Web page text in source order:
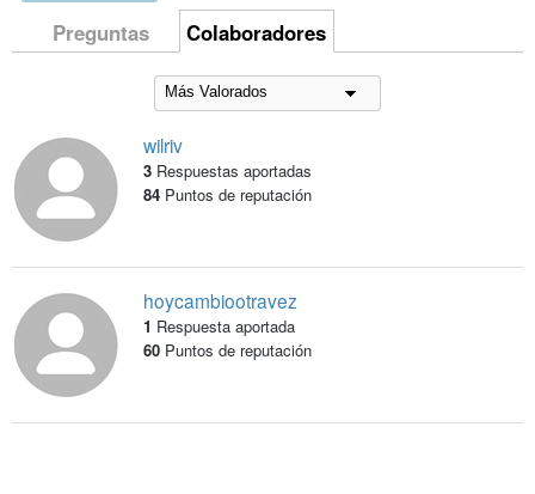
Preguntas Colaboradores
wilriv
3 Respuestas aportadas
84Puntos de reputación
hoycambiootravez
1 Respuesta aportada
60Puntos de reputación